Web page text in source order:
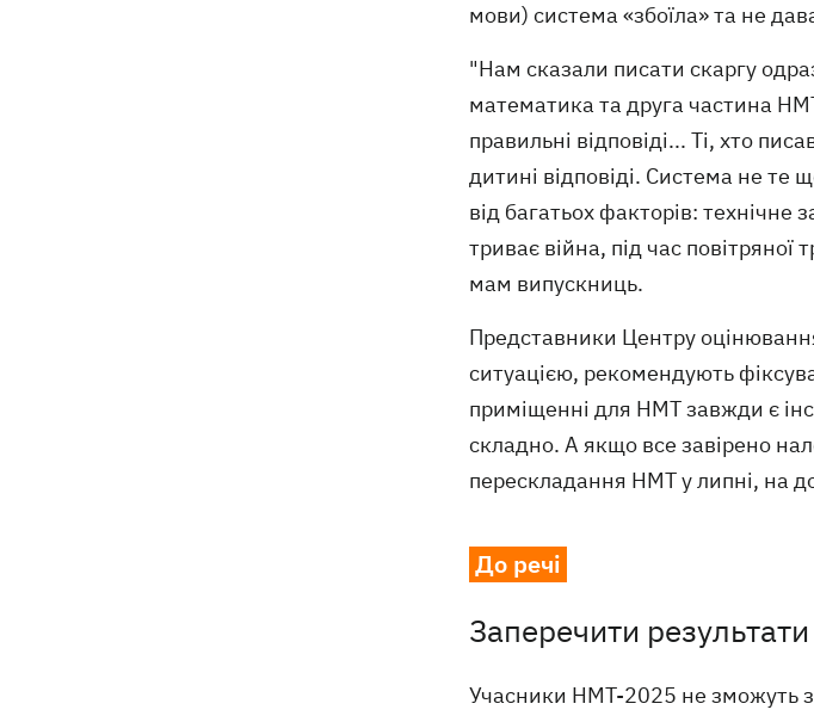
мови) система «збоїла» та не
"Нам сказали писати скаргу
математика та друга частина
правильні відповіді... Ті, хто
дитині відповіді. Система не
від багатьох факторів: технічне
триває війна, під час
мам випускниць.
Представники Центру
ситуацією, рекомендують
приміщенні для НМТ завжди є
складно. А якщо все завірено
перескладання НМТ у липні, на
До речі
Заперечити
Учасники НМТ-2025 не зможуть